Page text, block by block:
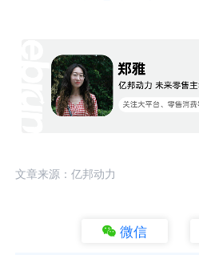
文章来源：亿邦动力
微信